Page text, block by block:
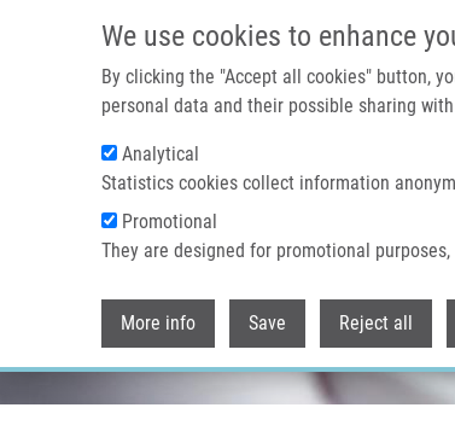
We use cookies to enhance
By clicking the "Accept all cookies" button,
personal data and their possible sharing
Analytical
Statistics cookies collect information
Promotional
They are designed for promotional
More info Save Reject all
Header image